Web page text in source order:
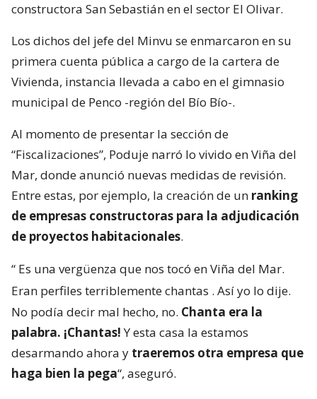
constructora San Sebastián en el sector El Olivar.
Los dichos del jefe del Minvu se enmarcaron en su
primera cuenta pública a cargo de la cartera de
Vivienda, instancia llevada a cabo en el gimnasio
municipal de Penco -región del Bío Bío-.
Al momento de presentar la sección de
“Fiscalizaciones”, Poduje narró lo vivido en Viña del
Mar, donde anunció nuevas medidas de revisión.
Entre estas, por ejemplo, la creación de un ranking
de empresas constructoras para la adjudicación
de proyectos habitacionales.
“ Es una vergüenza que nos tocó en Viña del Mar.
Eran perfiles terriblemente chantas . Así yo lo dije.
No podía decir mal hecho, no. Chanta era la
palabra. ¡Chantas!Y esta casa la estamos
desarmando ahora y traeremos otra empresa que
haga bien la pega“, aseguró.